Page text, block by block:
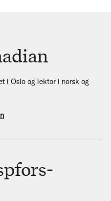
i Oslo og lektor i norsk og